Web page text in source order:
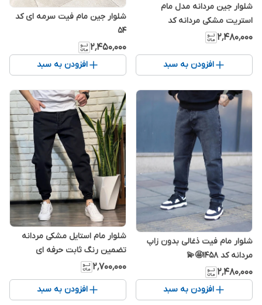
شلوار جین مردانه مدل مام
استریت مشکی مردانه کد
M6786219
۲٬۴۸۰٬۰۰۰
افزودن به سبد
شلوار جین مام فیت سرمه ای کد
۵۴
۲٬۴۵۰٬۰۰۰
افزودن به سبد
شلوار مام فیت ذغالی بدون زاپ
مردانه کد 1458🤩💫
۲٬۴۸۰٬۰۰۰
افزودن به سبد
شلوار مام استایل مشکی مردانه
تضمین رنگ ثابت حرفه ای
۲٬۷۰۰٬۰۰۰
افزودن به سبد